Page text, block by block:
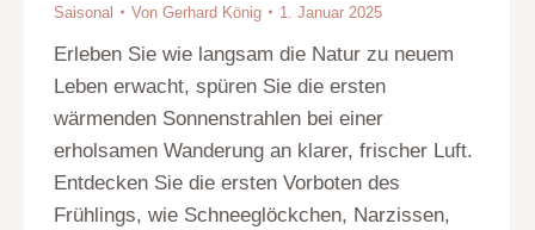
Saisonal Von Gerhard König 1. Januar 2025
Erleben Sie wie langsam die Natur zu neuem
Leben erwacht, spüren Sie die ersten
wärmenden Sonnenstrahlen bei einer
erholsamen Wanderung an klarer, frischer Luft.
Entdecken Sie die ersten Vorboten des
Frühlings, wie Schneeglöckchen, Narzissen,